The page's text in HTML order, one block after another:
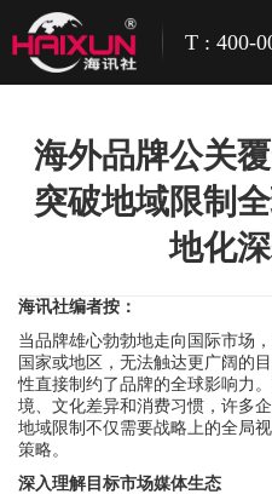
T : 400-
海外品牌公关
突破地域限制
地化
海讯社编者按：
当品牌雄心勃勃地走向国际市场
国家或地区，无法触达更广阔的
性直接制约了品牌的全球影响力
境、文化差异和消费习惯，许多
地域限制不仅需要战略上的全局
策略。
深入理解目标市场媒体生态